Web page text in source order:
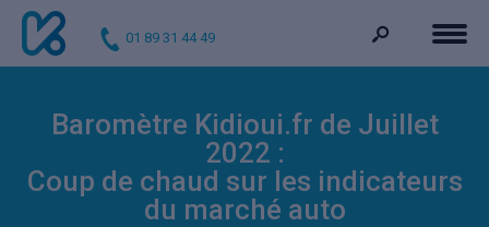
01 89 31 44 49
Baromètre Kidioui.fr de Juillet
2022 :
Coup de chaud sur les indicateurs
du marché auto